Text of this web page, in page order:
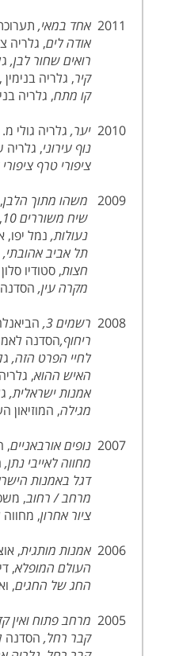
2011 אחד במאי,
אודה לים, גלריה
רואים שחור לבן,
קיר, גלריה
קו מתח, גלריה
2010 יער, גלריה גולי
נוף עירוני, גלריה
ציפורי טרף ציפורי
2009 משהו מתוך הלבן
שיח משוררים 10
נעולות, נמל יפו,
תל אביב אהובתי,
חצות, סטודיו סלון 22 יפו, הסדנה לאמנות רמת אליהו ראשון לציון (אוצר בשיתוף חגי ארגוב)
מקרה עין,
2008 רשמים 3,
ריחוף,הסדנה
לחיי הפרט הזה,
האיש ההוא,
אמנות ישראלית,
מגילה, המוזיאון
2007 נופים אורבאניים,
מחווה לאייבי נתן,
דגל באמנות
מרחב / רחוב,
ציור אחרון, מחווה
2006 אמנות מותגית,
העולם המופלא,
החג של החגים,
2005 מרחב פתוח ואין
קבר רחל, הסדנה